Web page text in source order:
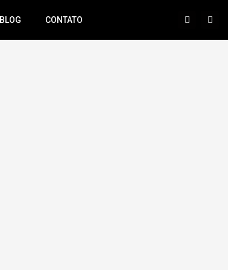
BLOG CONTATO